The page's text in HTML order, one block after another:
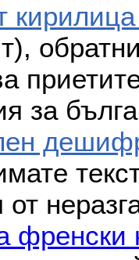
за
от
френски